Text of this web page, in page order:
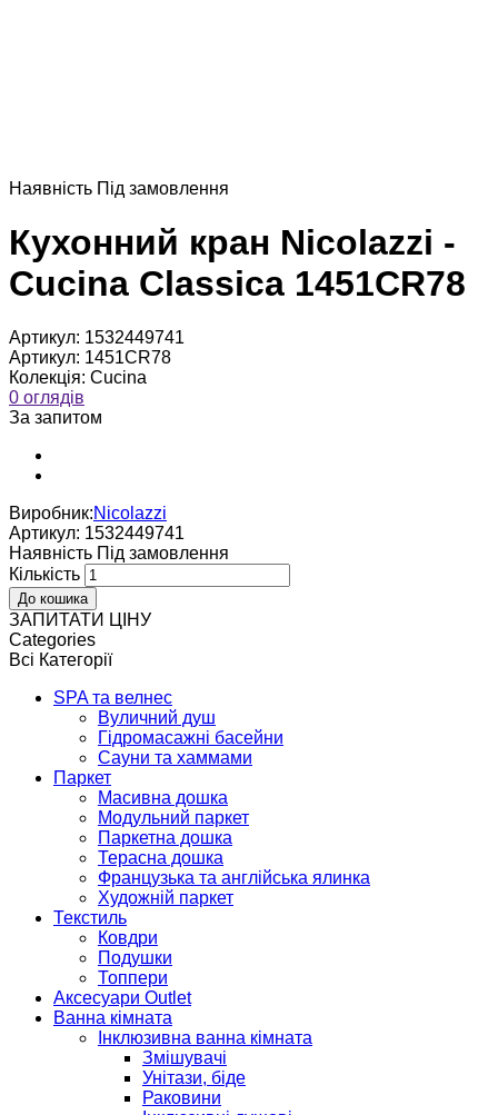
Наявнiсть Пiд замовлення
Кухонний кран Nicolazzi -
Cucina Classica 1451CR78
Артикул: 1532449741
Артикул: 1451CR78
Колекція: Cucina
0 оглядів
За запитом
Виробник:Nicolazzi
Артикул: 1532449741
Наявнiсть Пiд замовлення
Кількість
ЗАПИТАТИ ЦІНУ
Categories
Всі Категорії
SPA та велнес
Вуличний душ
Гідромасажні басейни
Сауни та хаммами
Паркет
Масивна дошка
Модульний паркет
Паркетна дошка
Терасна дошка
Французька та англійська ялинка
Художній паркет
Текстиль
Ковдри
Подушки
Топпери
Аксесуари Outlet
Ванна кімната
Інклюзивна ванна кімната
Змішувачі
Унітази, біде
Раковини